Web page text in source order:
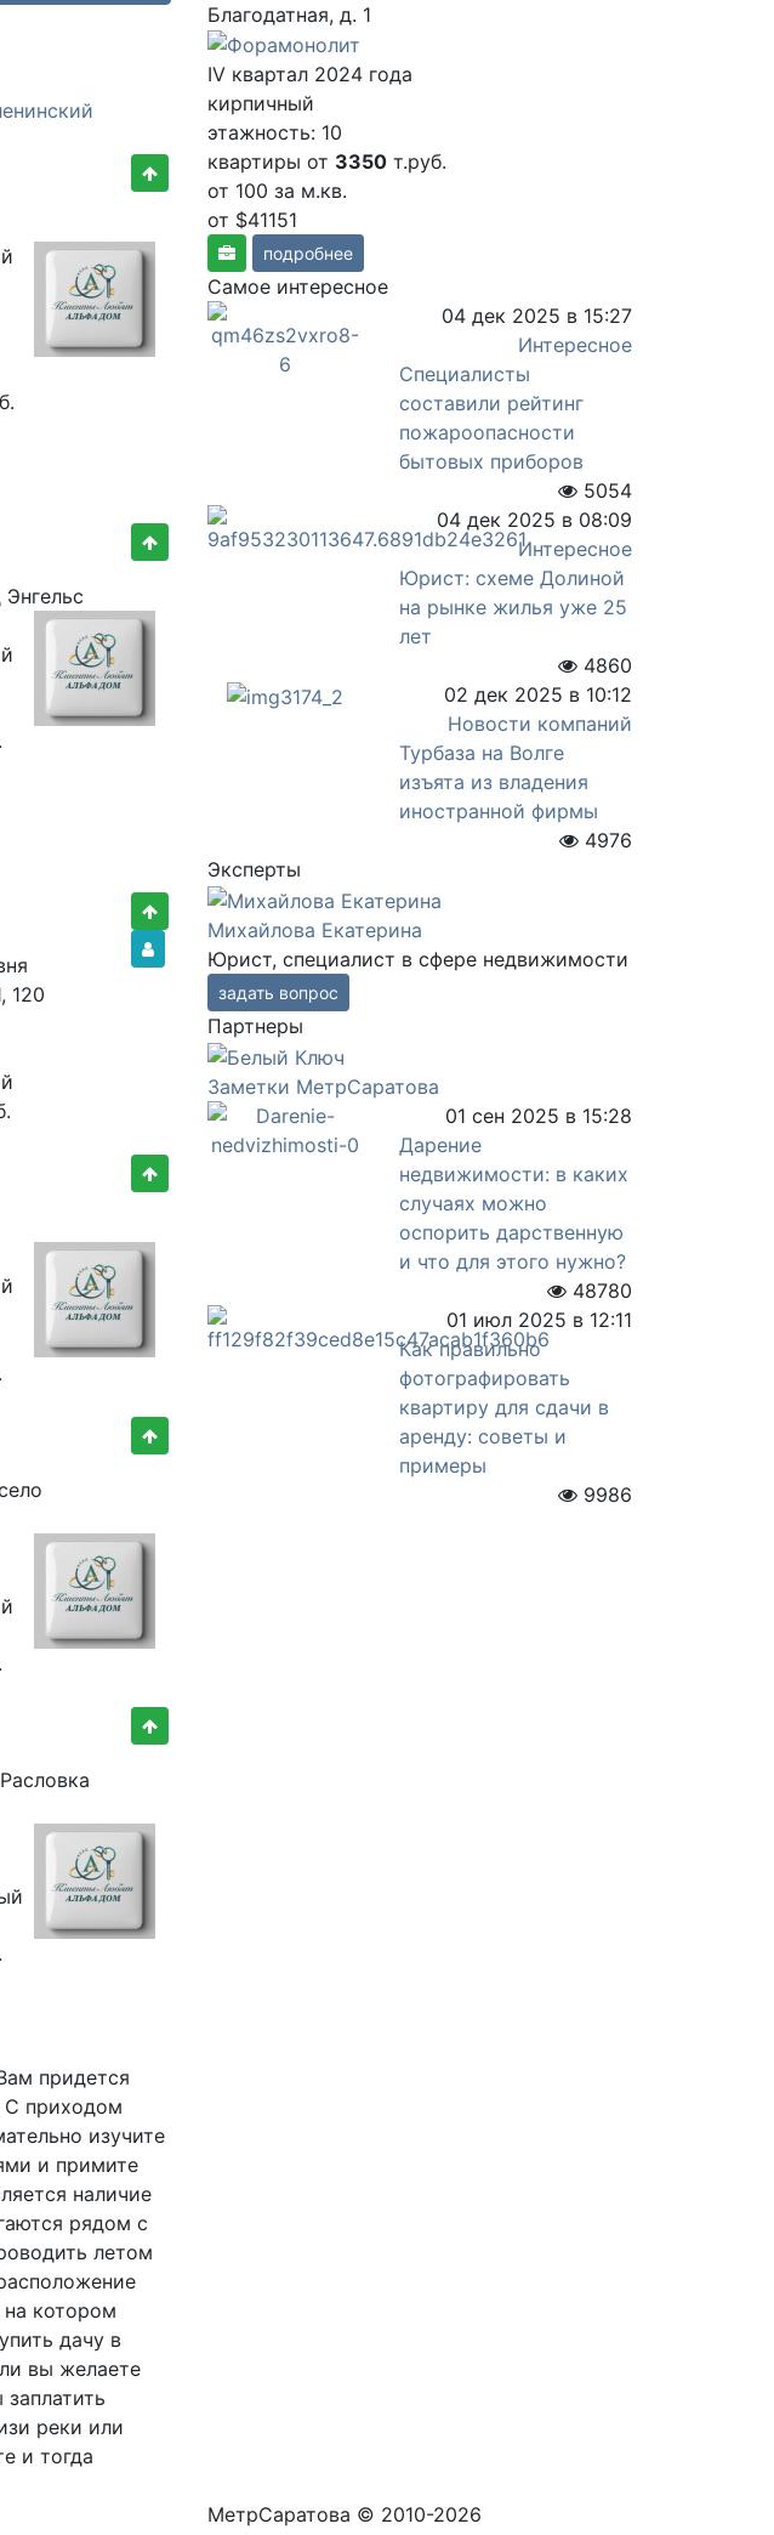
120
придется
С приходом
изучите
и примите
наличие
рядом с
летом
котором
дачу в
вы желаете
реки или
и тогда
Благодатная, д. 1
IV квартал 2024 года
кирпичный
этажность: 10
квартиры от 3350 т.руб.
от 100 за м.кв.
от $41151
подробнее
Самое интересное
04 дек 2025 в 15:27
Интересное
Специалисты
составили рейтинг
пожароопасности
бытовых приборов
5054
04 дек 2025 в 08:09
Интересное
Юрист: схеме Долиной
на рынке жилья уже 25
лет
4860
02 дек 2025 в 10:12
Новости компаний
Турбаза на Волге
изъята из владения
иностранной фирмы
4976
Эксперты
Михайлова Екатерина
Юрист, специалист в сфере недвижимости
задать вопрос
Партнеры
Заметки МетрСаратова
01 сен 2025 в 15:28
Дарение
недвижимости: в каких
случаях можно
оспорить дарственную
и что для этого нужно?
48780
01 июл 2025 в 12:11
Как правильно
фотографировать
квартиру для сдачи в
аренду: советы и
примеры
9986
МетрСаратова © 2010-2026